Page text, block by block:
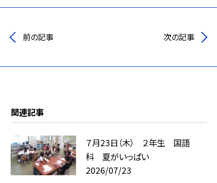
前の記事 次の記事
関連記事
７月23日（木） ２年生 国語
科 夏がいっぱい
2026/07/23